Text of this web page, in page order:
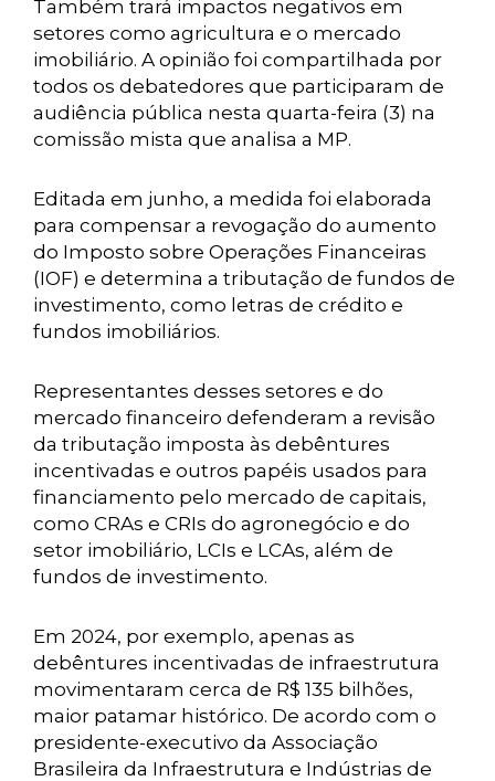
Também trará impactos negativos em
setores como agricultura e o mercado
imobiliário. A opinião foi compartilhada por
todos os debatedores que participaram de
audiência pública nesta quarta-feira (3) na
comissão mista que analisa a MP.
Editada em junho, a medida foi elaborada
para compensar a revogação do aumento
do Imposto sobre Operações Financeiras
(IOF) e determina a tributação de fundos de
investimento, como letras de crédito e
fundos imobiliários.
Representantes desses setores e do
mercado financeiro defenderam a revisão
da tributação imposta às debêntures
incentivadas e outros papéis usados para
financiamento pelo mercado de capitais,
como CRAs e CRIs do agronegócio e do
setor imobiliário, LCIs e LCAs, além de
fundos de investimento.
Em 2024, por exemplo, apenas as
debêntures incentivadas de infraestrutura
movimentaram cerca de R$ 135 bilhões,
maior patamar histórico. De acordo com o
presidente-executivo da Associação
Brasileira da Infraestrutura e Indústrias de